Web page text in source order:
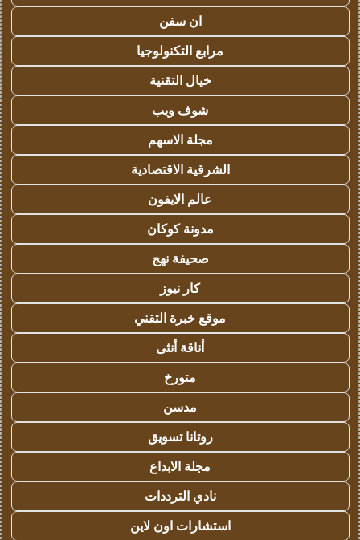
ان سفن
مرابع التكنولوجيا
خيال التقنية
شوف ويب
مجلة الاسهم
الشرقية الاقتصادية
عالم الايفون
مدونة كوكان
صحيفة نهج
كار نيوز
موقع خبرة التقني
أناقة أنثى
متورخ
مدسن
روتانا تسويق
مجلة الابداع
نادي الترددات
استشارات اون لاين